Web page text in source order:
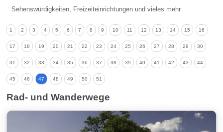
Sehenswürdigkeiten, Freizeiteinrichtungen und vieles mehr
1 2 3 4 5 6 7 8 9 10 11 12 13 14 15 16
17 18 19 20 21 22 23 24 25 26 27 28 29 30
31 32 33 34 35 36 37 38 39 40 41 42 43 44
45 46 47 48 49 50 51
Rad- und Wanderwege